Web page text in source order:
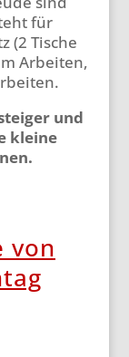
für
(2 Tische
Arbeiten,
und
kleine
von